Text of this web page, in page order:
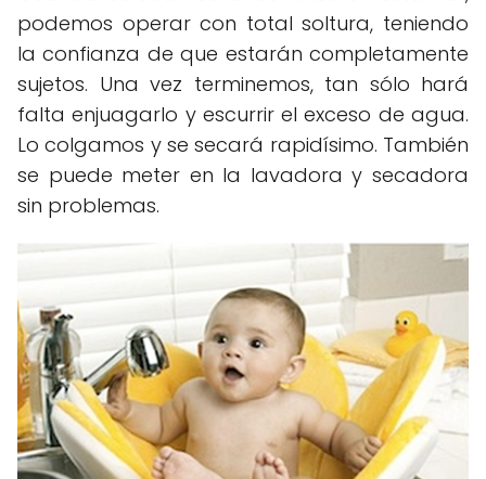
podemos operar con total soltura, teniendo
la confianza de que estarán completamente
sujetos. Una vez terminemos, tan sólo hará
falta enjuagarlo y escurrir el exceso de agua.
Lo colgamos y se secará rapidísimo. También
se puede meter en la lavadora y secadora
sin problemas.